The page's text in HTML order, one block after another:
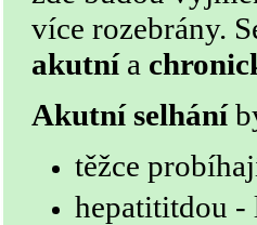
více rozebrány.
akutnía
Akutní selhání
těžce
hepatititdou -